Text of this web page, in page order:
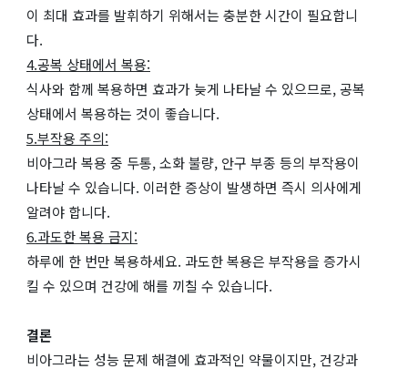
이 최대 효과를 발휘하기 위해서는 충분한 시간이 필요합니
다.
4.공복 상태에서 복용:
식사와 함께 복용하면 효과가 늦게 나타날 수 있으므로, 공복
상태에서 복용하는 것이 좋습니다.
5.부작용 주의:
비아그라 복용 중 두통, 소화 불량, 안구 부종 등의 부작용이
나타날 수 있습니다. 이러한 증상이 발생하면 즉시 의사에게
알려야 합니다.
6.과도한 복용 금지:
하루에 한 번만 복용하세요. 과도한 복용은 부작용을 증가시
킬 수 있으며 건강에 해를 끼칠 수 있습니다.
결론
비아그라는 성능 문제 해결에 효과적인 약물이지만, 건강과